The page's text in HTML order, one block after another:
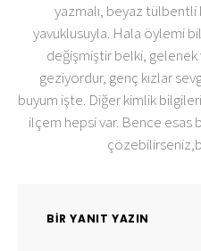
yazmalı, beyaz tülbentli
yavuklusuyla. Hala öylemi
değişmiştir belki,
geziyordur, genç kızlar
buyum işte. Diğer kimlik
ilçem hepsi var. Bence esas
BIR YANIT YAZIN